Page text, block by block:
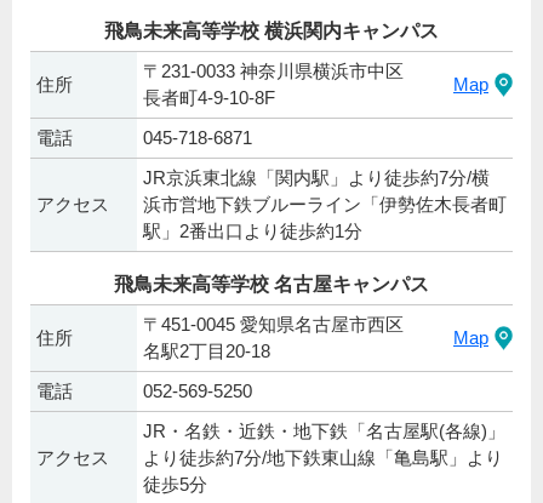
飛鳥未来高等学校 横浜関内キャンパス
住所
〒231-0033 神奈川県横浜市中区
長者町4-9-10-8F
Map
電話 045-718-6871
アクセス
JR京浜東北線「関内駅」より徒歩約7分/横
浜市営地下鉄ブルーライン「伊勢佐木長者町
駅」2番出口より徒歩約1分
飛鳥未来高等学校 名古屋キャンパス
住所
〒451-0045 愛知県名古屋市西区
名駅2丁目20-18
Map
電話 052-569-5250
アクセス
JR・名鉄・近鉄・地下鉄「名古屋駅(各線)」
より徒歩約7分/地下鉄東山線「亀島駅」より
徒歩5分